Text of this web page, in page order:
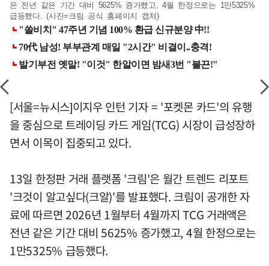
은 전년 같은 기간 대비 5625% 증가했고, 4월 한정으로는 1만5325%
급등했다. (사진=크림 공식 홈페이지 캡처)
[서울=뉴시스]이지우 인턴 기자 = '포켓몬 카드'의 유행
을 중심으로 트레이딩 카드 게임(TCG) 시장이 급성장하
면서 이목이 집중되고 있다.
13일 한정판 거래 플랫폼 '크림'은 월간 트렌드 리포트
'크것이 알고싶다(크알)'를 발표했다. 크림이 공개한 자
료에 따르면 2026년 1월부터 4월까지 TCG 거래액은
전년 같은 기간 대비 5625% 증가했고, 4월 한정으로는
1만5325% 급등했다.